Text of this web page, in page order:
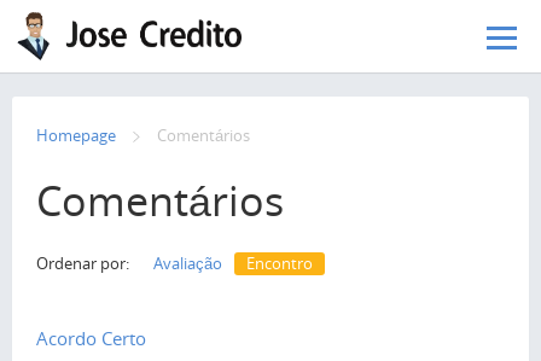
Pular para o conteúdo principal
Homepage Сomentários
Comentários
Ordenar por: Avaliação Encontro
Acordo Certo